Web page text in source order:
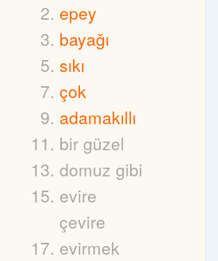
epey
bayağı
sıkı
çok
adamakıllı
bir güzel
domuz gibi
evire
çevire
evirmek